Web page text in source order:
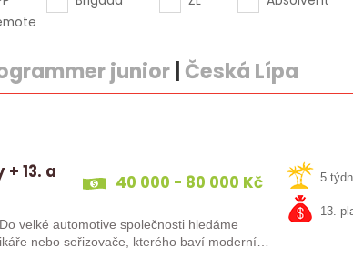
junior| Česká Lípa
13. a
40 000 - 80 000 Kč
velké automotive společnosti hledáme
nebo seřizovače, kterého baví moderní…
5
13.